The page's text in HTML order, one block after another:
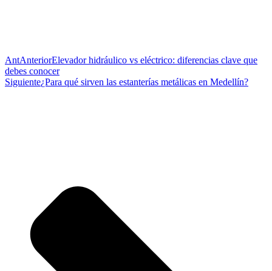
AntAnteriorElevador hidráulico vs eléctrico: diferencias clave que
debes conocer
Siguiente¿Para qué sirven las estanterías metálicas en Medellín?